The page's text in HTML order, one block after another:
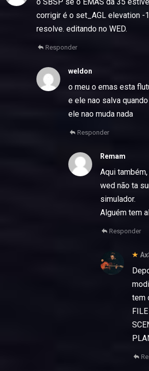
corrigir é o set_AGL elevation -
resolve. editando no WED.
Responder
weldon
o meu o emas esta
e ele nao salva
ele nao muda nada
Responder
Remam
Aqui
wed não ta
simulador.
Alguém tem
Responder
tem